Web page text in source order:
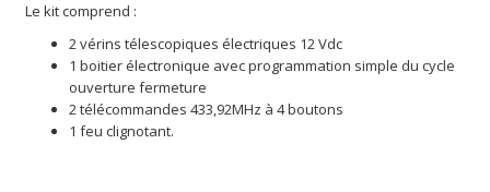
Le kit comprend :
2 vérins télescopiques électriques 12 Vdc
1 boitier électronique avec programmation simple du cycle
ouverture fermeture
2 télécommandes 433,92MHz à 4 boutons
1 feu clignotant.